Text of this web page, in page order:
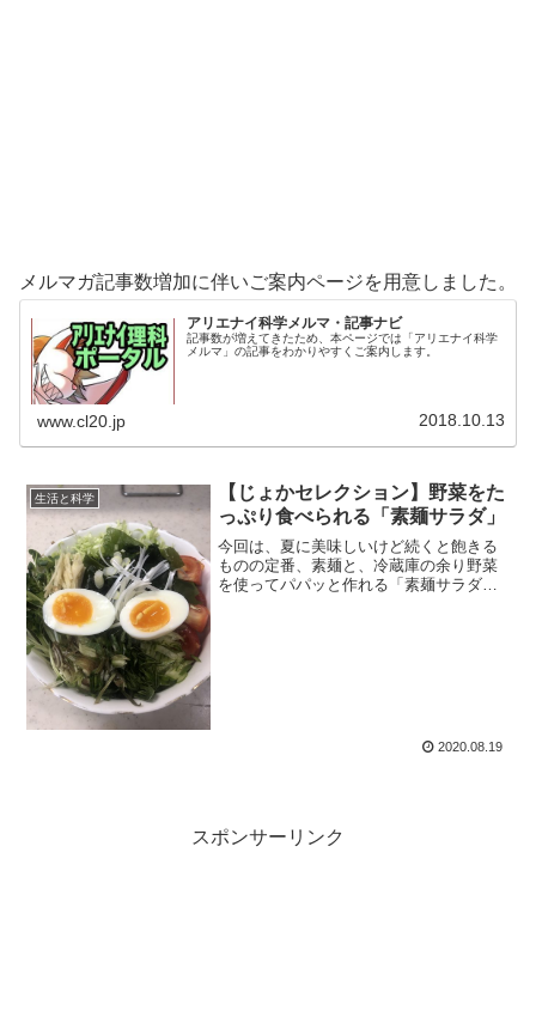
メルマガ記事数増加に伴いご案内ページを用意しました。
アリエナイ科学メルマ・記事ナビ
記事数が増えてきたため、本ページでは「アリエナイ科学
メルマ」の記事をわかりやすくご案内します。
www.cl20.jp 2018.10.13
生活と科学
【じょかセレクション】野菜をた
っぷり食べられる「素麺サラダ」
今回は、夏に美味しいけど続くと飽きる
ものの定番、素麺と、冷蔵庫の余り野菜
を使ってパパッと作れる「素麺サラダ」
2020.08.19
スポンサーリンク